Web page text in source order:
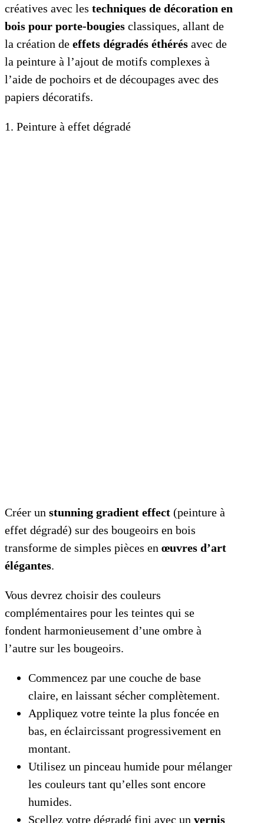
créatives avec les techniques de décoration en
bois pour porte-bougies classiques, allant de
la création de effets dégradés éthérés avec de
la peinture à l’ajout de motifs complexes à
l’aide de pochoirs et de découpages avec des
papiers décoratifs.
1. Peinture à effet dégradé
Créer un stunning gradient effect (peinture à
effet dégradé) sur des bougeoirs en bois
transforme de simples pièces en œuvres d’art
élégantes.
Vous devrez choisir des couleurs
complémentaires pour les teintes qui se
fondent harmonieusement d’une ombre à
l’autre sur les bougeoirs.
Commencez par une couche de base
claire, en laissant sécher complètement.
Appliquez votre teinte la plus foncée en
bas, en éclaircissant progressivement en
montant.
Utilisez un pinceau humide pour mélanger
les couleurs tant qu’elles sont encore
humides.
Scellez votre dégradé fini avec un vernis